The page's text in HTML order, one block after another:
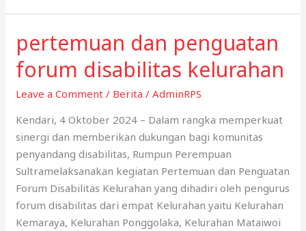
Menyalakan
Kisah
Pak
Disabilitas
Netra
yang
Tak
Menyerah
pertemuan dan penguatan
forum disabilitas kelurahan
Leave a Comment / Berita /AdminRPS
Kendari, 4 Oktober 2024 – Dalam rangka memperkuat
sinergi dan memberikan dukungan bagi komunitas
penyandang disabilitas, Rumpun Perempuan
Sultramelaksanakan kegiatan Pertemuan dan Penguatan
Forum Disabilitas Kelurahan yang dihadiri oleh pengurus
forum disabilitas dari empat Kelurahan yaitu Kelurahan
Kemaraya, Kelurahan Ponggolaka, Kelurahan Mataiwoi